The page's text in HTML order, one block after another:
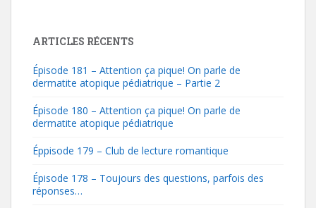
ARTICLES RÉCENTS
Épisode 181 – Attention ça pique! On parle de
dermatite atopique pédiatrique – Partie 2
Épisode 180 – Attention ça pique! On parle de
dermatite atopique pédiatrique
Éppisode 179 – Club de lecture romantique
Épisode 178 – Toujours des questions, parfois des
réponses…